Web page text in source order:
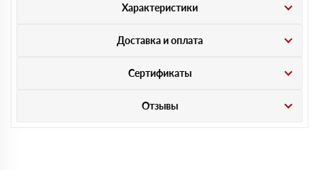
Характеристики
Доставка и оплата
Сертификаты
Отзывы